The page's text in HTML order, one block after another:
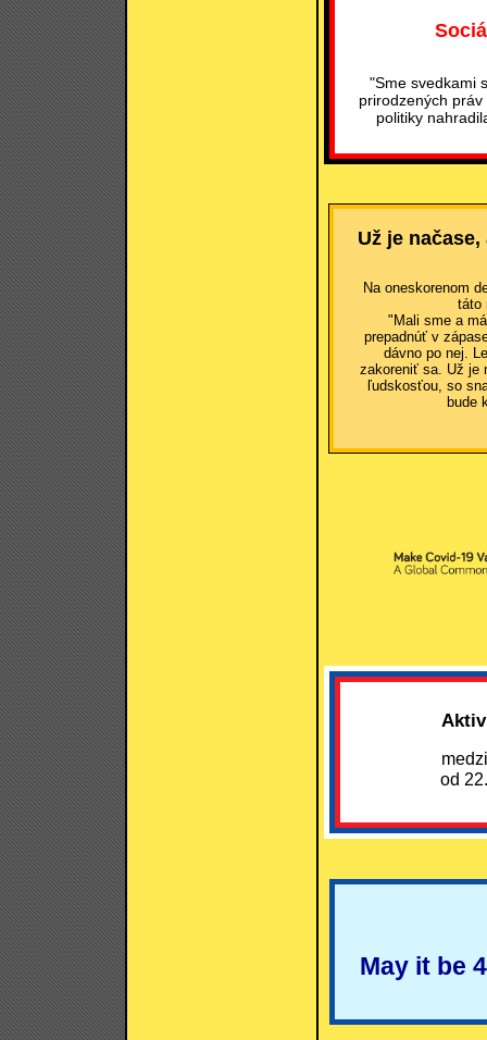
"Sme svedkami
prirodzených
politiky
Už je
Na oneskorenom
táto
"Mali sme a
prepadnúť v
dávno po nej.
zakoreniť sa. Už je
ľudskosťou, so
bude
od
May it be